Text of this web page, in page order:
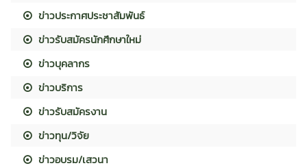
ข่าวประกาศประชาสัมพันธ์
ข่าวรับสมัครนักศึกษาใหม่
ข่าวบุคลากร
ข่าวบริการ
ข่าวรับสมัครงาน
ข่าวทุน/วิจัย
ข่าวอบรม/เสวนา